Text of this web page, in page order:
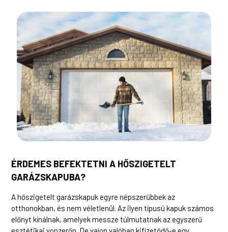
ÉRDEMES BEFEKTETNI A HŐSZIGETELT
GARÁZSKAPUBA?
A hőszigetelt garázskapuk egyre népszerűbbek az
otthonokban, és nem véletlenül. Az ilyen típusú kapuk számos
előnyt kínálnak, amelyek messze túlmutatnak az egyszerű